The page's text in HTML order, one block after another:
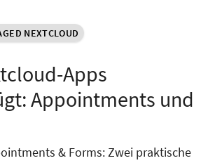
NEXTCLOUD
Apps
Appointments und
& Forms: Zwei praktische